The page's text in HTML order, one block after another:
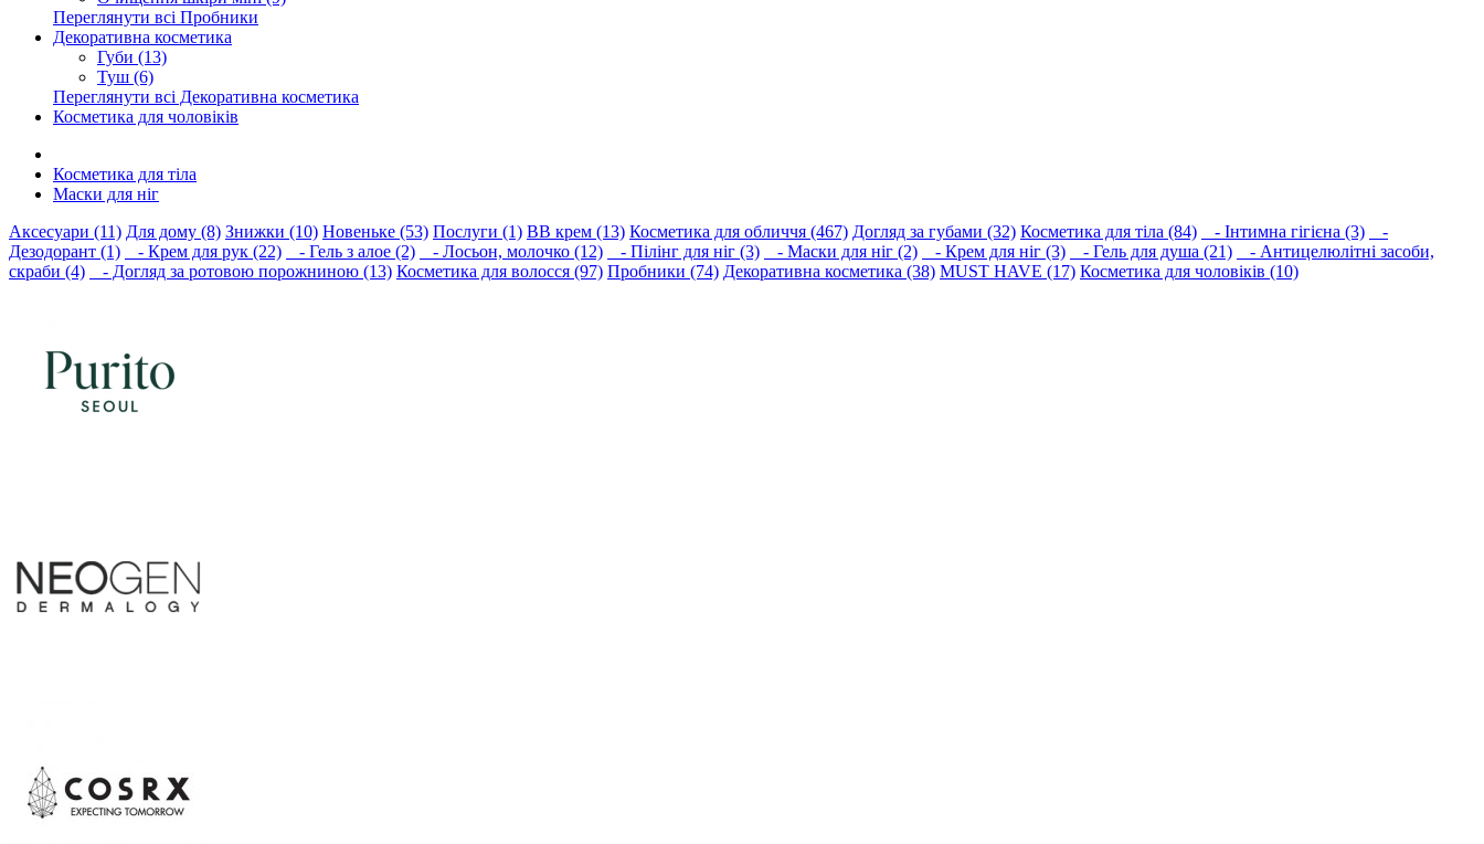
Переглянути всі Пробники
Декоративна косметика
Губи (13)
Туш (6)
Переглянути всі Декоративна косметика
Косметика для чоловіків
Косметика для тіла
Маски для ніг
Аксесуари (11) Для дому (8) Знижки (10) Новеньке (53) Послуги (1) BB крем (13) Косметика для обличчя (467) Догляд за губами (32) Косметика для тіла (84) - Інтимна гігієна (3)
-
Дезодорант (1)
- Крем для рук (22) - Гель з алое (2) - Лосьон, молочко (12) - Пілінг для ніг (3) - Маски для ніг (2) - Крем для ніг (3) - Гель для душа (21)
- Антицелюлітні засоби,
скраби (4)
- Догляд за ротовою порожниною (13) Косметика для волосся (97) Пробники (74) Декоративна косметика (38) MUST HAVE (17) Косметика для чоловіків (10)